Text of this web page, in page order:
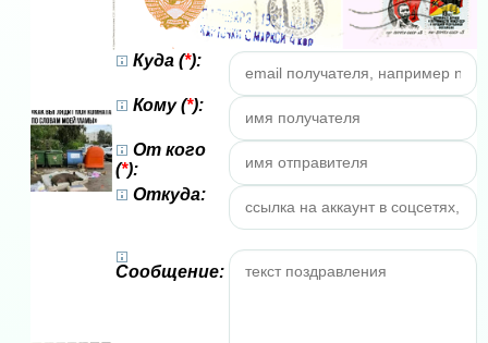
Куда (*):
Кому (*):
От кого
(*):
Откуда:
Сообщение: